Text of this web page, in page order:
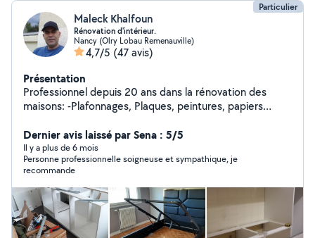
Particulier
Maleck Khalfoun
Rénovation d'intérieur.
Nancy (Olry Lobau Remenauville)
4,7/5 (47 avis)
Présentation
Professionnel depuis 20 ans dans la rénovation des
maisons: -Plafonnages, Plaques, peintures, papiers
portes. -parquet et carrelage. -conseils en architecture
d'intérieure ( agencement, aménagement...). -
intervention sur les petits soucis d'un espace de vie (
petites électricité et plomberie, fixer des objets aux
murs : cadres ,triangles ...).
Dernier avis laissé par Sena : 5/5
Il y a plus de 6 mois
Personne professionnelle soigneuse et sympathique, je
recommande